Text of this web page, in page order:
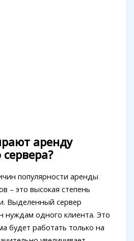
аренду
популярности аренды
– это высокая степень
Выделенный сервер
нуждам одного клиента. Это
будет работать только на